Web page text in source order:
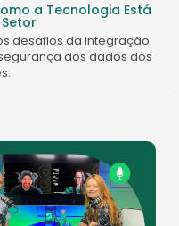
a Tecnologia Está
desafios da integração
dos dados dos